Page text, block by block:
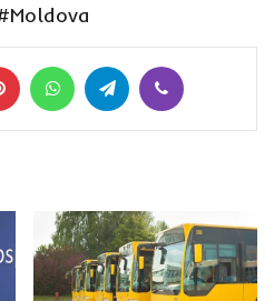
Pinterest WhatsAppTelegram